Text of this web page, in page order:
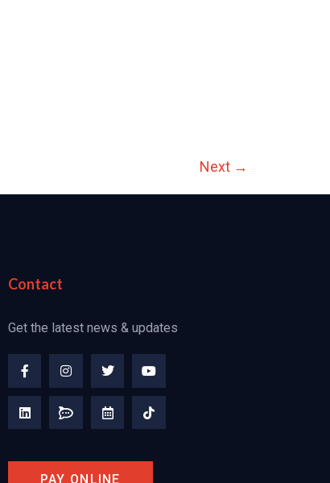
Next →
Contact
Get the latest news & updates
PAY ONLINE